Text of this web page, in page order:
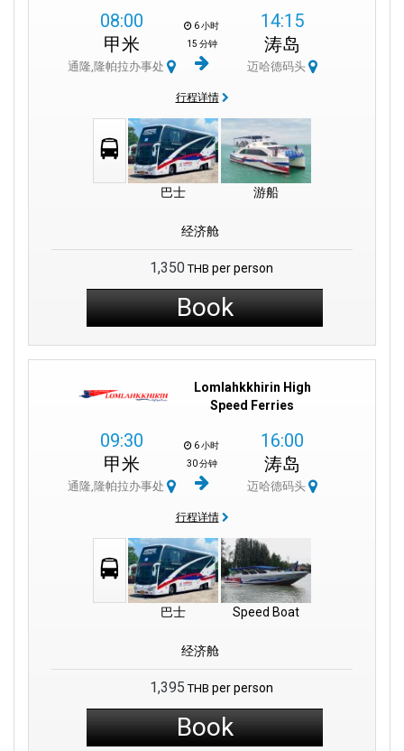
08:00
甲米
通隆,隆帕拉办事处
6 小时
15 分钟
14:15
涛岛
迈哈德码头
行程详情
巴士 游船
经济舱
1,350 THB per person
Book
Lomlahkkhirin High
Speed Ferries
09:30
甲米
通隆,隆帕拉办事处
6 小时
30 分钟
16:00
涛岛
迈哈德码头
行程详情
巴士 Speed Boat
经济舱
1,395 THB per person
Book